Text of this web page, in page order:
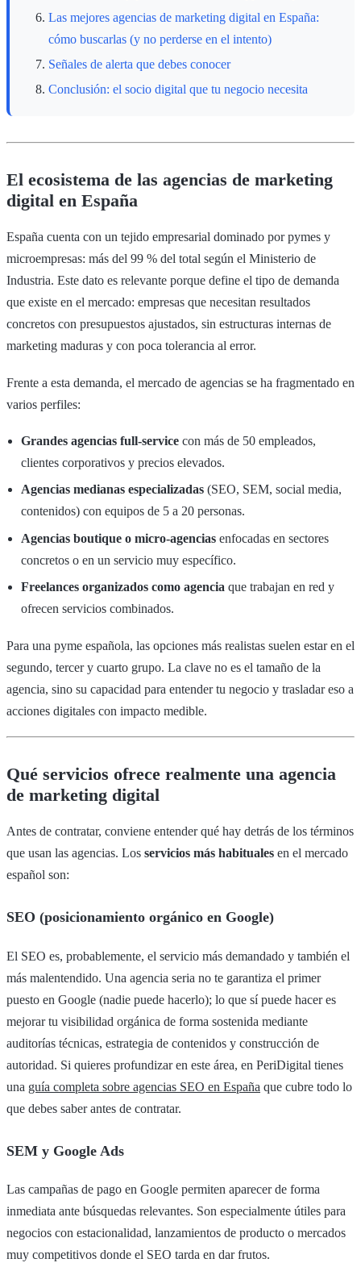
Las mejores agencias de marketing digital en España:
cómo buscarlas (y no perderse en el intento)
Señales de alerta que debes conocer
Conclusión: el socio digital que tu negocio necesita
El ecosistema de las agencias de marketing
digital en España
España cuenta con un tejido empresarial dominado por pymes y
microempresas: más del 99 % del total según el Ministerio de
Industria. Este dato es relevante porque define el tipo de demanda
que existe en el mercado: empresas que necesitan resultados
concretos con presupuestos ajustados, sin estructuras internas de
marketing maduras y con poca tolerancia al error.
Frente a esta demanda, el mercado de agencias se ha fragmentado en
varios perfiles:
Grandes agencias full-service con más de 50 empleados,
clientes corporativos y precios elevados.
Agencias medianas especializadas (SEO, SEM, social media,
contenidos) con equipos de 5 a 20 personas.
Agencias boutique o micro-agencias enfocadas en sectores
concretos o en un servicio muy específico.
Freelances organizados como agencia que trabajan en red y
ofrecen servicios combinados.
Para una pyme española, las opciones más realistas suelen estar en el
segundo, tercer y cuarto grupo. La clave no es el tamaño de la
agencia, sino su capacidad para entender tu negocio y trasladar eso a
acciones digitales con impacto medible.
Qué servicios ofrece realmente una agencia
de marketing digital
Antes de contratar, conviene entender qué hay detrás de los términos
que usan las agencias. Los servicios más habituales en el mercado
español son:
SEO (posicionamiento orgánico en Google)
El SEO es, probablemente, el servicio más demandado y también el
más malentendido. Una agencia seria no te garantiza el primer
puesto en Google (nadie puede hacerlo); lo que sí puede hacer es
mejorar tu visibilidad orgánica de forma sostenida mediante
auditorías técnicas, estrategia de contenidos y construcción de
autoridad. Si quieres profundizar en este área, en PeriDigital tienes
una guía completa sobre agencias SEO en España que cubre todo lo
que debes saber antes de contratar.
SEM y Google Ads
Las campañas de pago en Google permiten aparecer de forma
inmediata ante búsquedas relevantes. Son especialmente útiles para
negocios con estacionalidad, lanzamientos de producto o mercados
muy competitivos donde el SEO tarda en dar frutos.